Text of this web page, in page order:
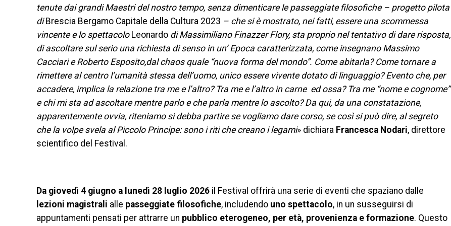
tenute dai grandi Maestri del nostro tempo, senza dimenticare le passeggiate filosofiche – progetto pilota
di Brescia Bergamo Capitale della Cultura 2023 – che si è mostrato, nei fatti, essere una scommessa
vincente e lo spettacolo Leonardo di Massimiliano Finazzer Flory, sta proprio nel tentativo di dare risposta,
di ascoltare sul serio una richiesta di senso in un’ Epoca caratterizzata, come insegnano Massimo
Cacciari e Roberto Esposito,dal chaos quale “nuova forma del mondo”. Come abitarla? Come tornare a
rimettere al centro l’umanità stessa dell’uomo, unico essere vivente dotato di linguaggio? Evento che, per
accadere, implica la relazione tra me e l’altro? Tra me e l’altro in carne ed ossa? Tra me “nome e cognome”
e chi mi sta ad ascoltare mentre parlo e che parla mentre lo ascolto? Da qui, da una constatazione,
apparentemente ovvia, riteniamo si debba partire se vogliamo dare corso, se così si può dire, al segreto
che la volpe svela al Piccolo Principe: sono i riti che creano i legami» dichiara Francesca Nodari, direttore
scientifico del Festival.
Da giovedì 4 giugno a lunedì 28 luglio 2026 il Festival offrirà una serie di eventi che spaziano dalle
lezioni magistrali alle passeggiate filosofiche, includendo uno spettacolo, in un susseguirsi di
appuntamenti pensati per attrarre un pubblico eterogeneo, per età, provenienza e formazione. Questo